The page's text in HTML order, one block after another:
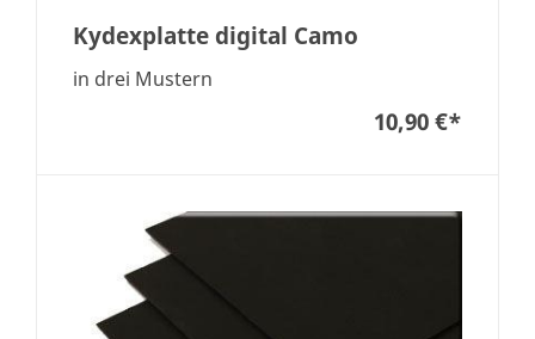
Kydexplatte digital Camo
in drei Mustern
10,90 €*